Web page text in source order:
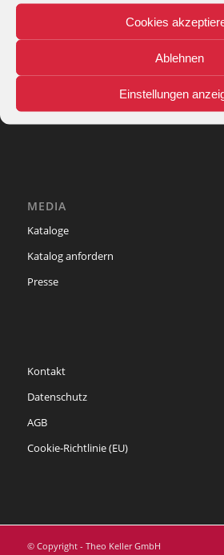
Cookies
Ablehnen
Einstellungen
Teppich-Lexikon
MEDIA
Kataloge
Katalog anfordern
Presse
Kontakt
Datenschutz
AGB
Cookie-Richtlinie (EU)
© Copyright - Theo Keller GmbH